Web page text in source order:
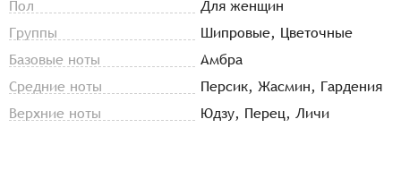
Пол
Для женщин
Группы
Шипровые, Цветочные
Базовые ноты
Амбра
Средние ноты
Персик, Жасмин, Гардения
Верхние ноты
Юдзу, Перец, Личи